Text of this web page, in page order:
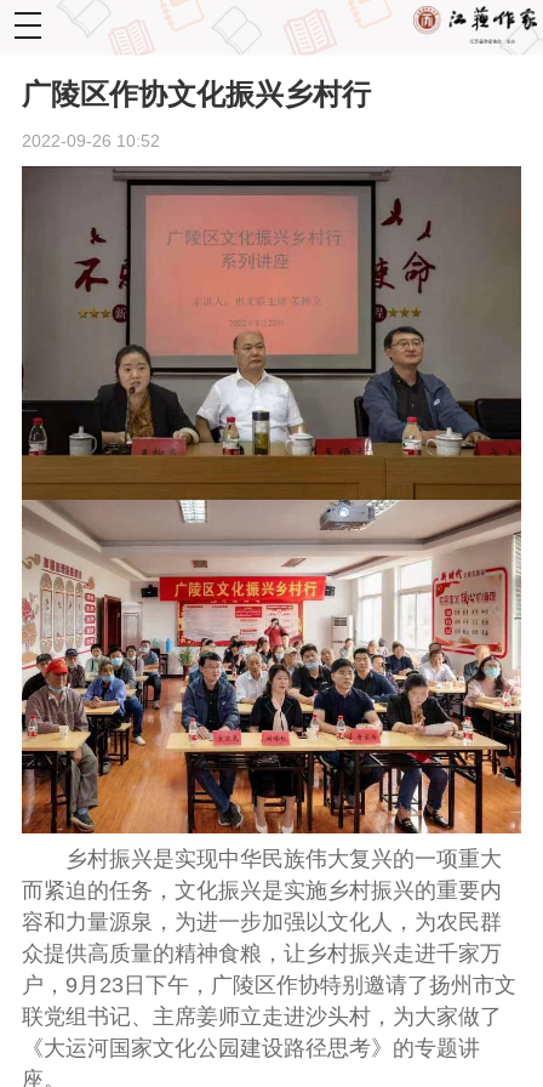
toggle
navigation
广陵区作协文化振兴乡村行
2022-09-26 10:52
乡村振兴是实现中华民族伟大复兴的一项重大
而紧迫的任务，文化振兴是实施乡村振兴的重要内
容和力量源泉，为进一步加强以文化人，为农民群
众提供高质量的精神食粮，让乡村振兴走进千家万
户，9月23日下午，广陵区作协特别邀请了扬州市文
联党组书记、主席姜师立走进沙头村，为大家做了
《大运河国家文化公园建设路径思考》的专题讲
座。